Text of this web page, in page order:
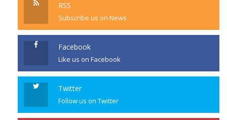
RSS
Subscribe us on News
Facebook
Like us on Facebook
Twitter
Follow us on Twitter